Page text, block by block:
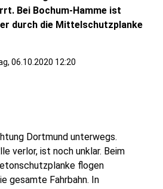
Bei Bochum-Hamme ist
durch die Mittelschutzplanke
06.10.2020 12:20
Dortmund unterwegs.
verlor, ist noch unklar. Beim
flogen
gesamte Fahrbahn. In